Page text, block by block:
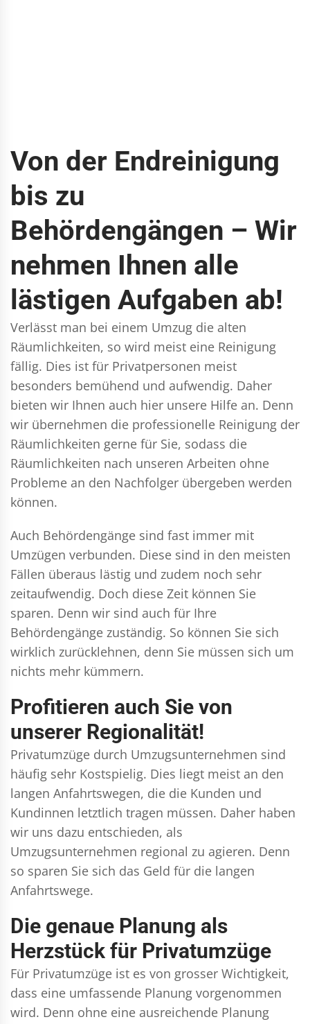
Von der Endreinigung
bis zu
Behördengängen – Wir
nehmen Ihnen alle
lästigen Aufgaben ab!
Verlässt man bei einem Umzug die alten
Räumlichkeiten, so wird meist eine Reinigung
fällig. Dies ist für Privatpersonen meist
besonders bemühend und aufwendig. Daher
bieten wir Ihnen auch hier unsere Hilfe an. Denn
wir übernehmen die professionelle Reinigung der
Räumlichkeiten gerne für Sie, sodass die
Räumlichkeiten nach unseren Arbeiten ohne
Probleme an den Nachfolger übergeben werden
können.
Auch Behördengänge sind fast immer mit
Umzügen verbunden. Diese sind in den meisten
Fällen überaus lästig und zudem noch sehr
zeitaufwendig. Doch diese Zeit können Sie
sparen. Denn wir sind auch für Ihre
Behördengänge zuständig. So können Sie sich
wirklich zurücklehnen, denn Sie müssen sich um
nichts mehr kümmern.
Profitieren auch Sie von
unserer Regionalität!
Privatumzüge durch Umzugsunternehmen sind
häufig sehr Kostspielig. Dies liegt meist an den
langen Anfahrtswegen, die die Kunden und
Kundinnen letztlich tragen müssen. Daher haben
wir uns dazu entschieden, als
Umzugsunternehmen regional zu agieren. Denn
so sparen Sie sich das Geld für die langen
Anfahrtswege.
Die genaue Planung als
Herzstück für Privatumzüge
Für Privatumzüge ist es von grosser Wichtigkeit,
dass eine umfassende Planung vorgenommen
wird. Denn ohne eine ausreichende Planung